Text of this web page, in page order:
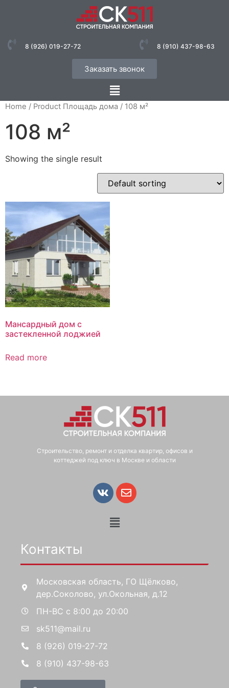
8 (926) 019-27-72 8 (910) 437-98-63
Заказать звонок
Home / Product Площадь дома / 108 м²
108 м²
Showing the single result
Мансардный дом с
застекленной лоджией
Read more
Строительство, ремонт и отделка квартир, офисов и
коттеджей под ключ в Москве и области
Контакты
Московская область, ГО Щёлково,
дер.Соколово, ул.Окольная, д.12
ПН-ВС с 8:00 до 20:00
sk511@mail.ru
8 (926) 019-27-72
8 (910) 437-98-63